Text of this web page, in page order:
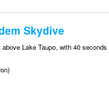
Skydive
Lake Taupo, with 40 seconds